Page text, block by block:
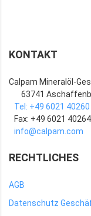
KONTAKT
Calpam Mineralöl-
63741
Tel: +49 6021 40260
Fax: +49 6021
info@calpam.com
RECHTLICHES
AGB
Datenschutz